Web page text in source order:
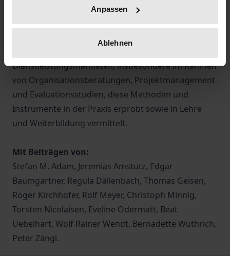
Anpassen
Ablehnen
zwischen Theorie und Praxis und widmet sich der
Fragestellung: „Wie funktioniert das Social-Impact-
Dienstleistungsmandaten, insbesondere im Rahmen
von Organisationsberatungen, Projektmanagement
und Evaluationsstudien, diese Methoden und
Instrumente in der Praxis erprobt sowie in Lehre
und Weiterbildung vermittelt.
Mit Beiträgen von:
Stefan M. Adam, Jeremias Amstutz, Edgar
Baumgartner, Regula Dällenbach, Thomas Geisen,
Roger Kirchhofer, Rolf Meyer, Christoph Minnig,
Torsten Nicolaisen, Eveline Odermatt, Beat
Uebelhart, Wolf Rainer Wendt, Bernadette Wüthrich,
Peter Zängl.